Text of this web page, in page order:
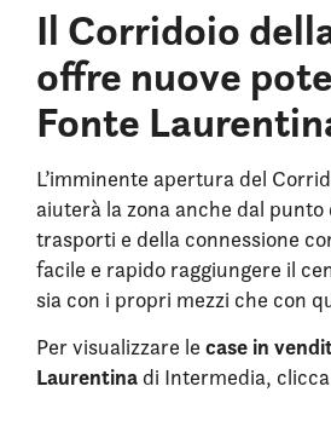
Il Corridoio
offre nuove
Fonte
L’imminente apertura del
aiuterà la zona anche dal punto
trasporti e della connessione
facile e rapido raggiungere il
sia con i propri mezzi che con
Per visualizzare le case in
Laurentina di Intermedia,